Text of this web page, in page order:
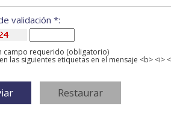
validación *:
campo requerido (obligatorio)
las siguientes etiquetas en el mensaje <b> <i>